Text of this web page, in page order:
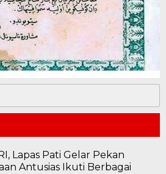
Lapas Pati Gelar Pekan
Antusias Ikuti Berbagai